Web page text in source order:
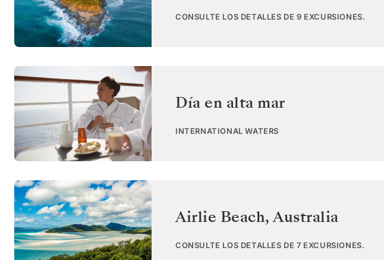
CONSULTE LOS DETALLES DE 9 EXCURSIONES.
Día en alta mar
INTERNATIONAL WATERS
Airlie Beach,Australia
CONSULTE LOS DETALLES DE 7 EXCURSIONES.